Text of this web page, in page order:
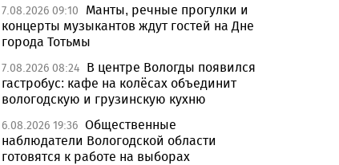
7.08.2026 09:10
Манты, речные прогулки и
концерты музыкантов ждут гостей на Дне
города Тотьмы
7.08.2026 08:24 В центре Вологды появился
гастробус: кафе на колёсах объединит
вологодскую и грузинскую кухню
6.08.2026 19:36 Общественные
наблюдатели Вологодской области
готовятся к работе на выборах